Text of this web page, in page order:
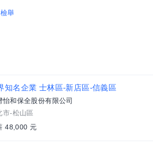
舉
知名企業 士林區-新店區-信義區
怡和保全股份有限公司
市-松山區
48,000 元